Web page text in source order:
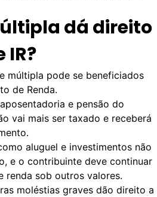
dá direito
IR?
múltipla pode se beneficiados
de Renda.
e pensão do
vai mais ser taxado e receberá
aluguel e investimentos não
e o contribuinte deve continuar
renda sob outros valores.
moléstias graves dão direito a